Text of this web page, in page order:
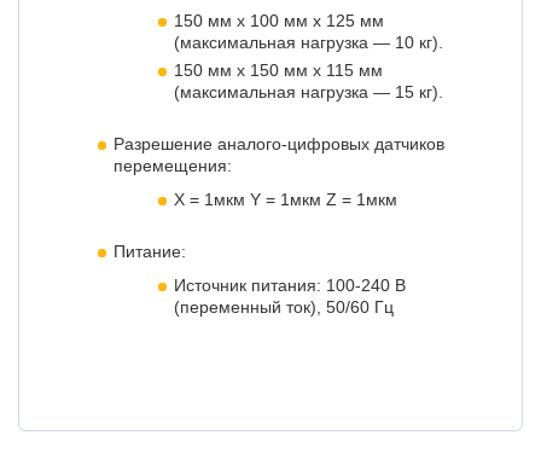
150 мм x 100 мм x 125 мм
(максимальная нагрузка — 10 кг).
150 мм x 150 мм x 115 мм
(максимальная нагрузка — 15 кг).
Разрешение аналого-цифровых датчиков
перемещения:
X = 1мкм Y = 1мкм Z = 1мкм
Питание:
Источник питания: 100-240 В
(переменный ток), 50/60 Гц